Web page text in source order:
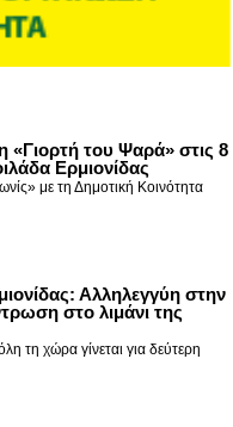
«Γιορτή του Ψαρά» στις 8
Ερμιονίδας
με τη Δημοτική Κοινότητα
Αλληλεγγύη στην
στο λιμάνι της
τη χώρα γίνεται για δεύτερη